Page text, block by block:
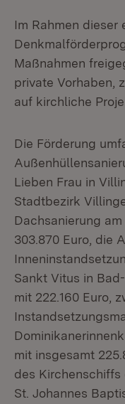
Im Rahmen dieser
Maßnahmen
private Vorhaben,
auf kirchliche
Die Förderung
Lieben Frau in
Stadtbezirk
Dachsanierung
303.870 Euro, die
Sankt Vitus in
mit 222.160 Euro,
mit insgesamt
des
St. Johannes